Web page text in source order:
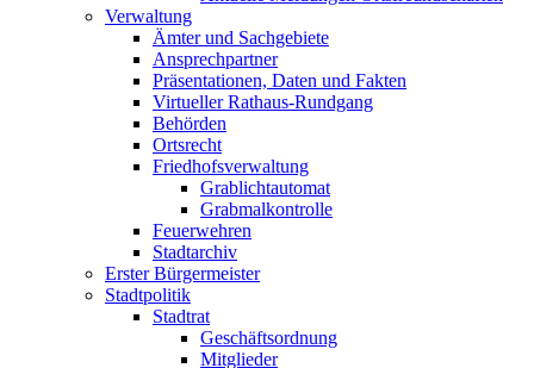
Verwaltung
Ämter und Sachgebiete
Ansprechpartner
Präsentationen, Daten und Fakten
Virtueller Rathaus-Rundgang
Behörden
Ortsrecht
Friedhofsverwaltung
Grablichtautomat
Grabmalkontrolle
Feuerwehren
Stadtarchiv
Erster Bürgermeister
Stadtpolitik
Stadtrat
Geschäftsordnung
Mitglieder